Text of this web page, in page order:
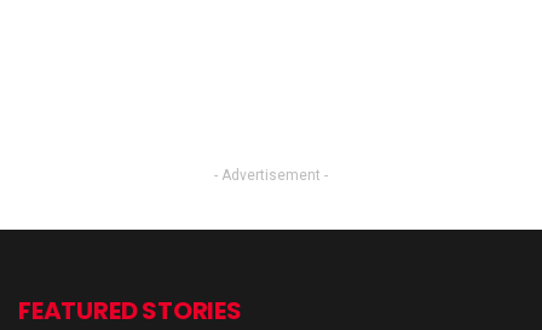
- Advertisement -
FEATURED STORIES